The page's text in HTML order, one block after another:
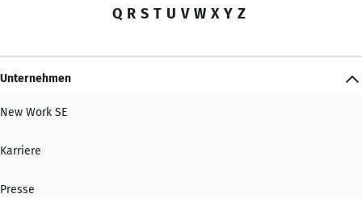
Q R S T U V W X Y Z
Unternehmen
New Work SE
Karriere
Presse